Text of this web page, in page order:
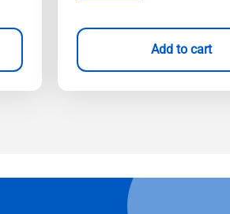
Add to cart